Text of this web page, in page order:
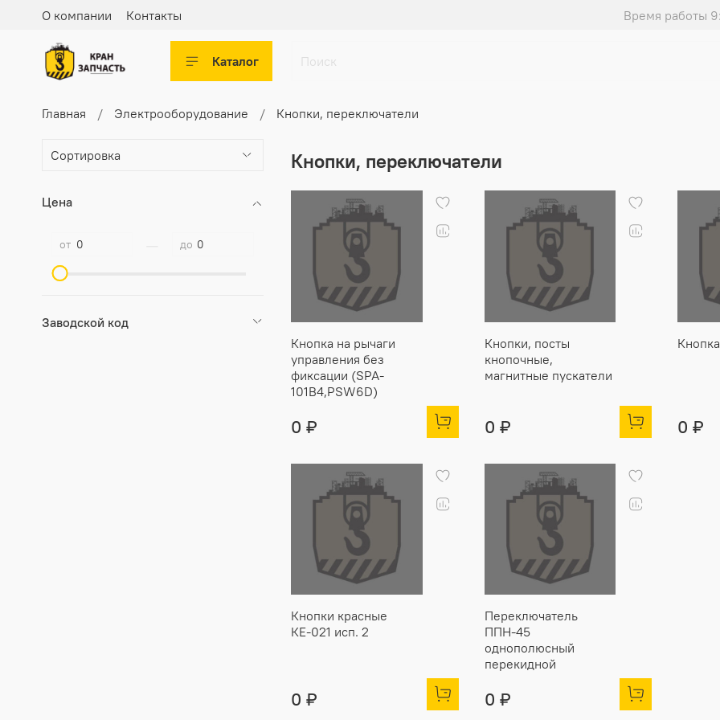
О компании Контакты Время работы
Каталог
Главная Электрооборудование Кнопки, переключатели
Кнопки, переключатели
Кнопка на рычаги
управления без
фиксации (SPA-
101B4,PSW6D)
0 ₽
Кнопки, посты
кнопочные,
магнитные пускатели
0 ₽ 0 ₽
Кнопки красные
КЕ-021 исп. 2
0 ₽
Переключатель
ППН-45
однополюсный
перекидной
0 ₽
Цена
от до
Заводской код